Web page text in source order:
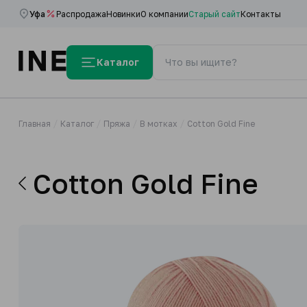
Уфа РаспродажаНовинкиО компанииСтарый сайтКонтакты
Каталог
Главная Каталог Пряжа В мотках Cotton Gold Fine
Cotton Gold Fine